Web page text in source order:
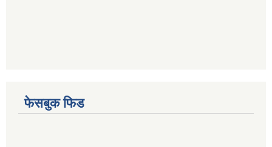
फेसबुक फिड